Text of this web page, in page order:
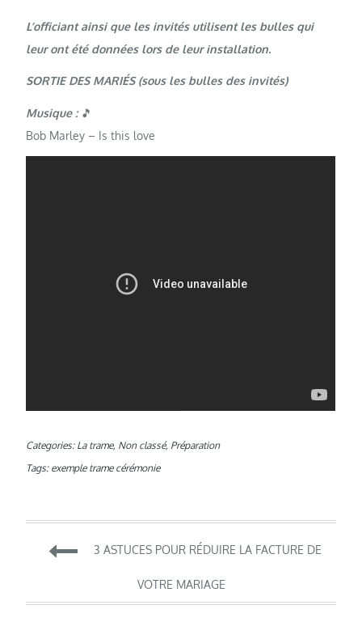
L’officiant ainsi que les invités utilisent les bulles qui
leur ont été données lors de leur installation.
SORTIE DES MARIÉS (sous les bulles des invités)
Musique :🎵
Bob Marley – Is this love
Categories: La trame, Non classé, Préparation
Tags: exemple trame cérémonie
Navigation
de
3 ASTUCES POUR RÉDUIRE LA FACTURE DE
VOTRE MARIAGE